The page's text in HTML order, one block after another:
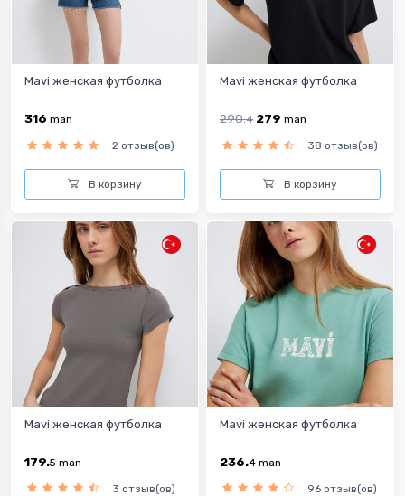
Mavi женская футболка
316 man
2 отзыв(ов)
В корзину
Mavi женская футболка
290.4 279 man
38 отзыв(ов)
В корзину
Mavi женская футболка
179.5 man
3 отзыв(ов)
Mavi женская футболка
236.4 man
96 отзыв(ов)